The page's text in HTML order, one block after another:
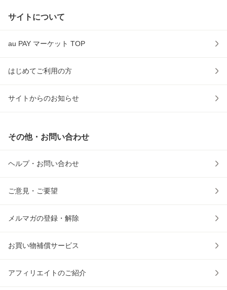
サイトについて
au PAY マーケット TOP
はじめてご利用の方
サイトからのお知らせ
その他・お問い合わせ
ヘルプ・お問い合わせ
ご意見・ご要望
メルマガの登録・解除
お買い物補償サービス
アフィリエイトのご紹介